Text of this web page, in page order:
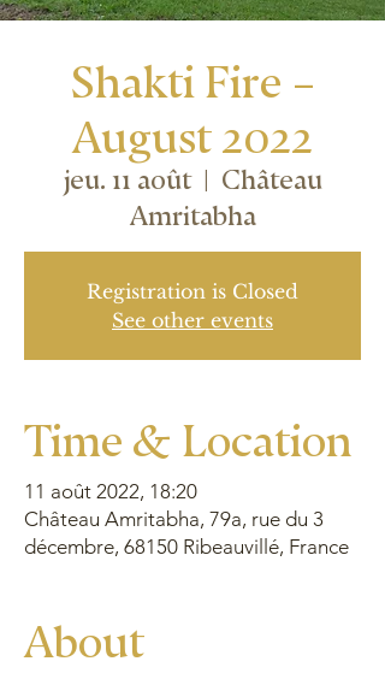
Shakti Fire –
August 2022
jeu. 11 août
  |
Château
Amritabha
Registration is Closed
See other events
Time & Location
11 août 2022, 18:20
Château Amritabha, 79a, rue du 3
décembre, 68150 Ribeauvillé, France
About